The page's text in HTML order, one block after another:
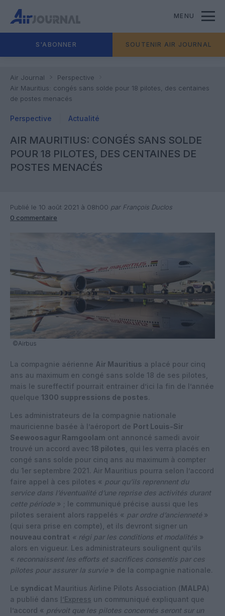
MENU
S'ABONNER SOUTENIR AIR JOURNAL
Air Journal
Perspective
Air Mauritius: congés sans solde pour 18 pilotes, des centaines
de postes menacés
Perspective Actualité
AIR MAURITIUS: CONGÉS SANS SOLDE
POUR 18 PILOTES, DES CENTAINES DE
POSTES MENACÉS
Publié le 10 août 2021 à 08h00 par François Duclos
0 commentaire
©Airbus
La compagnie aérienne Air Mauritius a placé pour cinq
ans au maximum en congé sans solde 18 de ses pilotes,
mais le sureffectif pourrait entrainer d’ici la fin de l’année
quelque 1300 suppressions de postes.
Les administrateurs de la compagnie nationale
mauricienne basée à l’aéroport de Port Louis-Sir
Seewoosagur Ramgoolam ont annoncé samedi avoir
trouvé un accord avec 18 pilotes , qui les verra placés en
congé sans solde pour cinq ans au maximum à compter
du 1er septembre 2021. Air Mauritius pourra selon l’accord
faire appel à ces pilotes « pour qu’ils reprennent du
service dans l’éventualité d’une reprise des activités durant
cette période » ; le communiqué précise aussi que les
pilotes seraient alors rappelés « par ordre d’ancienneté »
(qui sera prise en compte), et ils devront signer un
nouveau contrat « régi par les conditions et modalités »
alors en vigueur. Les administrateurs soulignent qu’ils
« reconnaissent les efforts et sacrifices consentis par ces
pilotes pour assurer la survie » de la compagnie nationale.
Le syndicat Mauritius Airline Pilots Association (MALPA)
a publié dans l’Express un communiqué expliquant que
l’accord « prévoit que les pilotes concernés seront sur un